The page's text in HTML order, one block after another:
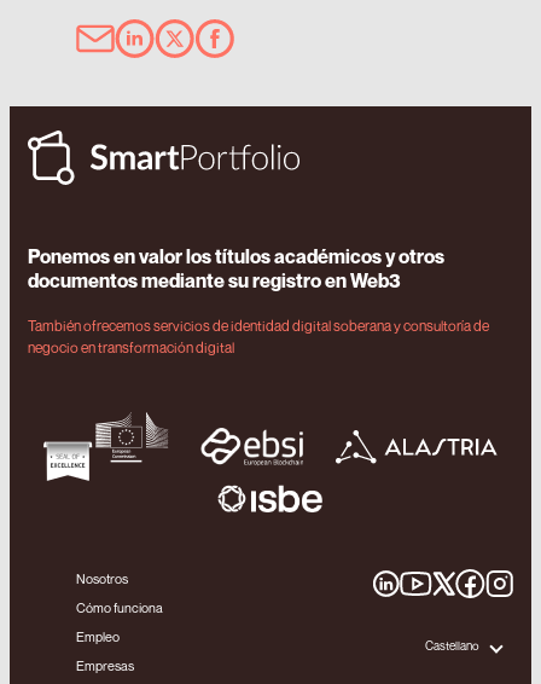
Ponemos en valor los títulos académicos y otros
documentos mediante su registro en Web3
También ofrecemos servicios de identidad digital soberana y consultoría de
negocio en transformación digital
Nosotros
Cómo funciona
Empleo
Empresas
Castellano